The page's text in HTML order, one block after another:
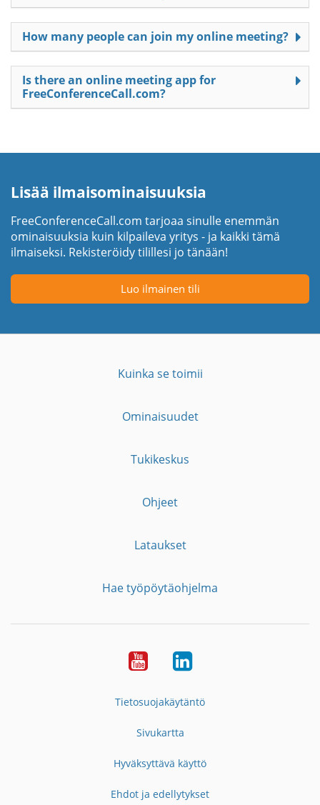
How many people can join my online meeting?
Is there an online meeting app for
FreeConferenceCall.com?
Lisää ilmaisominaisuuksia
FreeConferenceCall.com tarjoaa sinulle enemmän
ominaisuuksia kuin kilpaileva yritys - ja kaikki tämä
ilmaiseksi. Rekisteröidy tilillesi jo tänään!
Luo ilmainen tili
Kuinka se toimii
Ominaisuudet
Tukikeskus
Ohjeet
Lataukset
Hae työpöytäohjelma
YouTubeLinkedIn
Tietosuojakäytäntö
Sivukartta
Hyväksyttävä käyttö
Ehdot ja edellytykset